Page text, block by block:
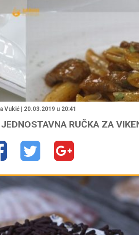
Vukić | 20.03.2019 u 20:41
RUČKA ZA